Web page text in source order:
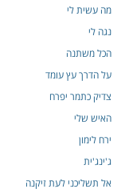
מה עשית לי
נגה לי
הכל משתנה
על הדרך עץ עומד
צדיק כתמר יפרח
האיש שלי
ירח לימון
ג'ינג'ית
אל תשליכני לעת זיקנה